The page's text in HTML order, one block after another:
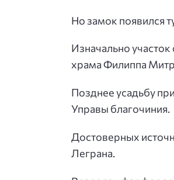
Но замок появился
Изначально
храма Филиппа
Позднее усадьбу
Управы благочиния.
Достоверных
Леграна.